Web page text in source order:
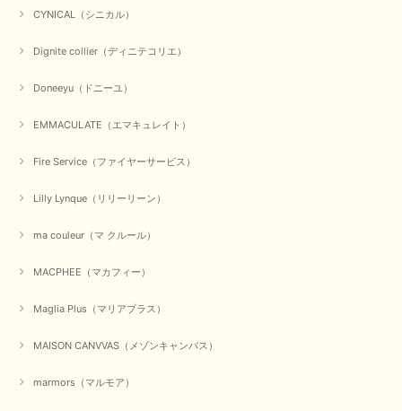
CYNICAL（シニカル）
Dignite collier（ディニテコリエ）
Doneeyu（ドニーユ）
EMMACULATE（エマキュレイト）
Fire Service（ファイヤーサービス）
Lilly Lynque（リリーリーン）
ma couleur（マ クルール）
MACPHEE（マカフィー）
Maglia Plus（マリアプラス）
MAISON CANVVAS（メゾンキャンバス）
marmors（マルモア）